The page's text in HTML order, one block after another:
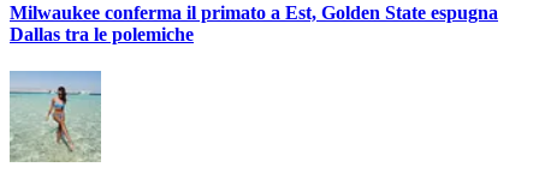
Milwaukee conferma il primato a Est, Golden State espugna
Dallas tra le polemiche